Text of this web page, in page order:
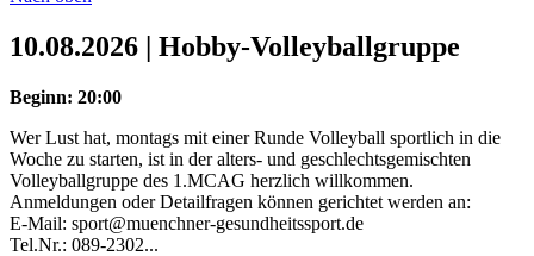
10.08.2026 | Hobby-Volleyballgruppe
Beginn: 20:00
Wer Lust hat, montags mit einer Runde Volleyball sportlich in die
Woche zu starten, ist in der alters- und geschlechtsgemischten
Volleyballgruppe des 1.MCAG herzlich willkommen.
Anmeldungen oder Detailfragen können gerichtet werden an:
E-Mail: sport@muenchner-gesundheitssport.de
Tel.Nr.: 089-2302...